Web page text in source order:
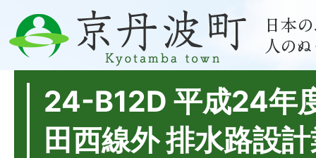
24-B12D 平成24年
田西線外 排水路設